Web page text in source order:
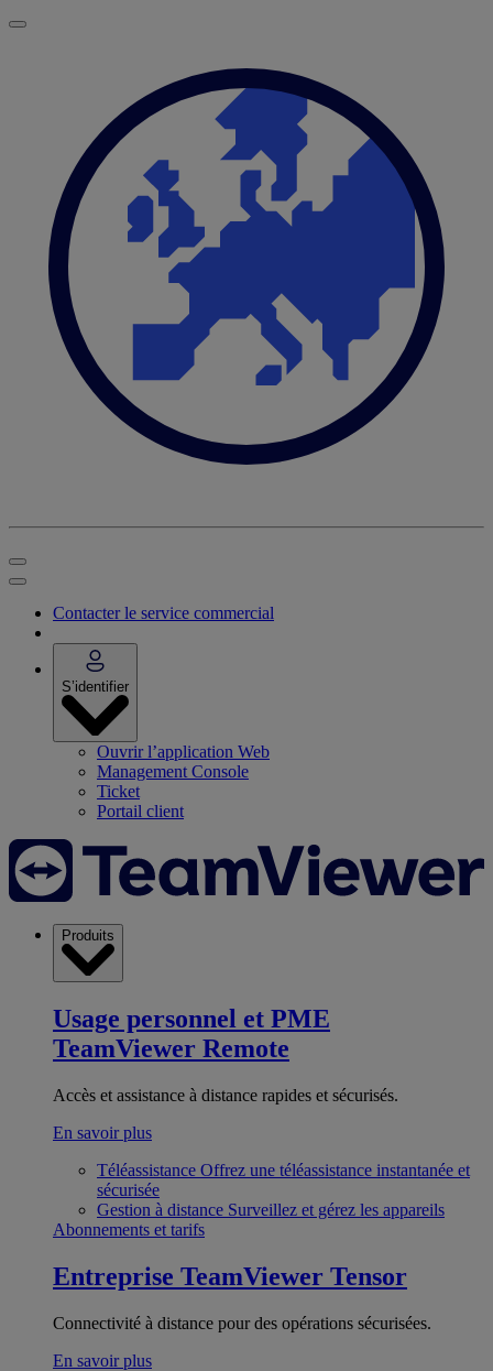
Contacter le service commercial
S’identifier
Ouvrir l’application Web
Management Console
Ticket
Portail client
Produits
Usage personnel et PME
TeamViewer Remote
Accès et assistance à distance rapides et sécurisés.
En savoir plus
Téléassistance Offrez une téléassistance instantanée et
sécurisée
Gestion à distance Surveillez et gérez les appareils
Abonnements et tarifs
Entreprise TeamViewer Tensor
Connectivité à distance pour des opérations sécurisées.
En savoir plus